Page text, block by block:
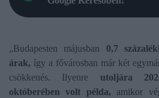
„Budapesten májusban 0,7
árak, így a fővárosban már két
csökkenés. Ilyenre utoljára
októberében volt példa, amikor